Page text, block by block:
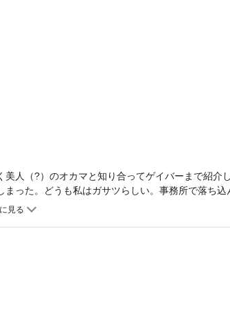
人（?）のオカマと知り合ってゲイバーまで紹介
った。どうも私はガサツらしい。事務所で落ち込
れたと教えてくれた。喜んで飛んで行く。私は小
なんとオペラ鑑賞に誘われた!? やった、どうしよ
好きだって言ってくれるものだから、こんな時に
持つか不安だけど「見違えちゃったよ」なんて言
なった。急遽ホテルで休む事に。すると島津先生
期待してなかったと言えば嘘になるけど、こんな